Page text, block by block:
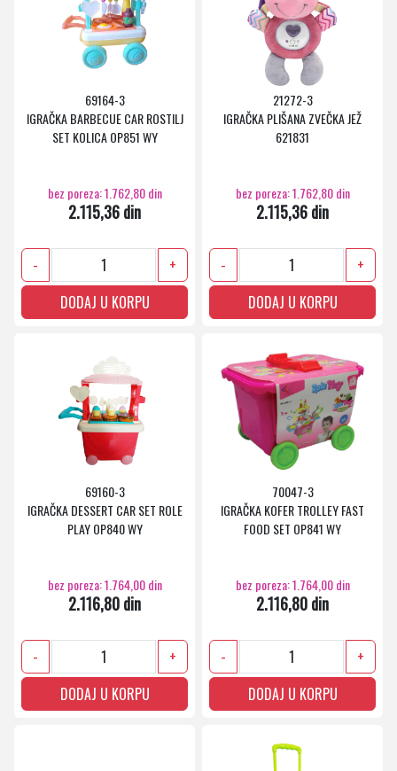
69164-3
IGRAČKA BARBECUE CAR ROSTILJ
SET KOLICA OP851 WY
bez poreza: 1.762,80 din
2.115,36 din
-
+
DODAJ U KORPU
21272-3
IGRAČKA PLIŠANA ZVEČKA JEŽ
621831
bez poreza: 1.762,80 din
2.115,36 din
-
+
DODAJ U KORPU
69160-3
IGRAČKA DESSERT CAR SET ROLE
PLAY OP840 WY
bez poreza: 1.764,00 din
2.116,80 din
-
+
DODAJ U KORPU
70047-3
IGRAČKA KOFER TROLLEY FAST
FOOD SET OP841 WY
bez poreza: 1.764,00 din
2.116,80 din
-
+
DODAJ U KORPU